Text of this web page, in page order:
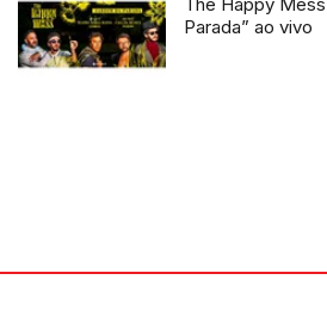
Parada” ao vivo